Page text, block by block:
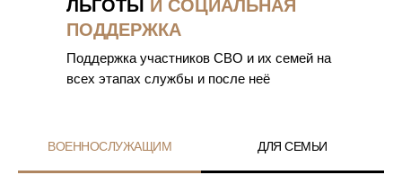
ЛЬГОТЫ И СОЦИАЛЬНАЯ
ПОДДЕРЖКА
Поддержка участников СВО и их семей на
всех этапах службы и после неё
ВОЕННОСЛУЖАЩИМ ДЛЯ СЕМЬИ